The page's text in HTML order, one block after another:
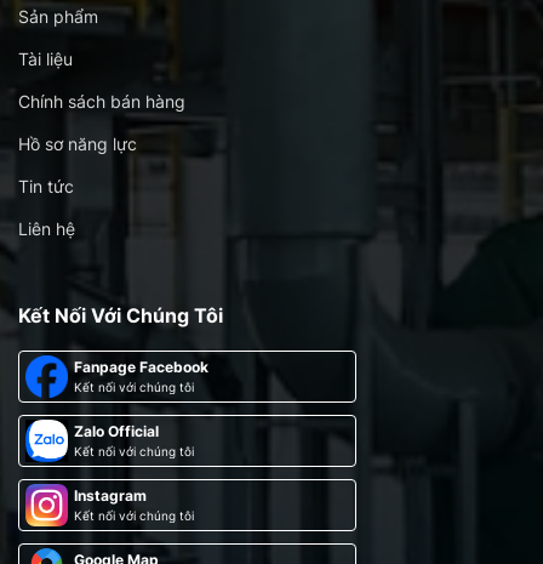
Sản phẩm
Tài liệu
Chính sách bán hàng
Hồ sơ năng lực
Tin tức
Liên hệ
Kết Nối Với Chúng Tôi
Fanpage Facebook
Kết nối với chúng tôi
Zalo Official
Kết nối với chúng tôi
Instagram
Kết nối với chúng tôi
Google Map